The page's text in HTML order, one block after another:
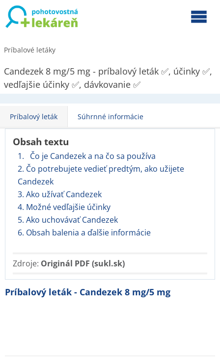
Príbalové letáky
Candezek 8 mg/5 mg - príbalový leták ✅, účinky ✅,
vedľajšie účinky ✅, dávkovanie ✅
Príbalový leták Súhrnné informácie
Obsah textu
1. Čo je Candezek a na čo sa používa
2. Čo potrebujete vedieť predtým, ako užijete
Candezek
3. Ako užívať Candezek
4. Možné vedľajšie účinky
5. Ako uchovávať Candezek
6. Obsah balenia a ďalšie informácie
Zdroje: Originál PDF (sukl.sk)
Príbalový leták - Candezek 8 mg/5 mg